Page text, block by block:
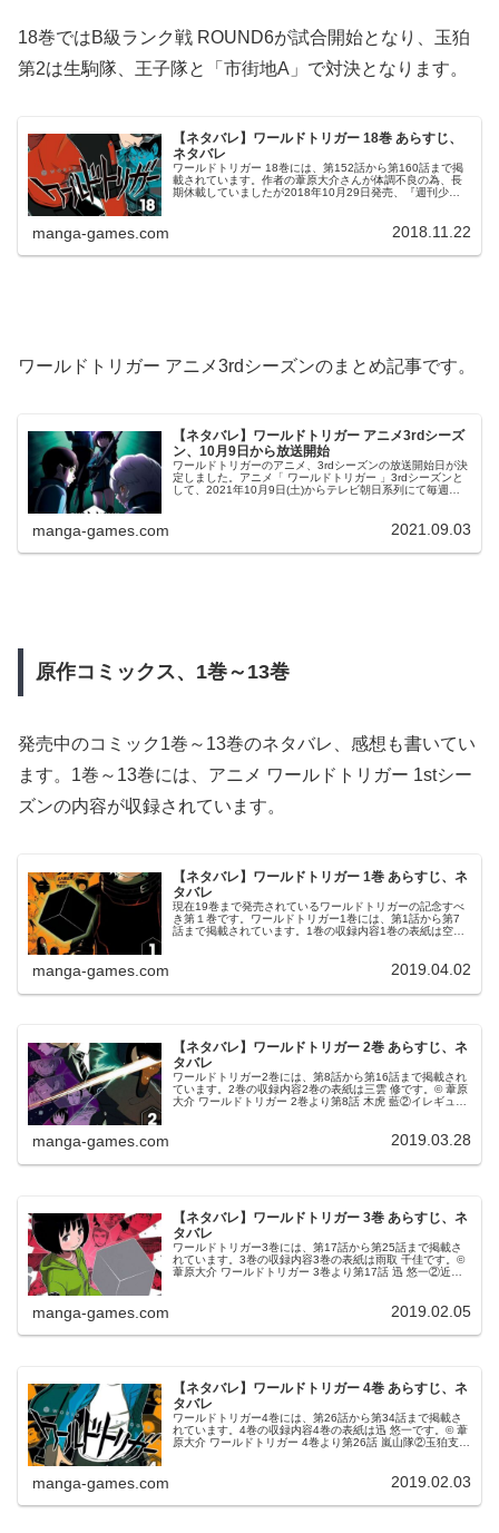
18巻ではB級ランク戦 ROUND6が試合開始となり、玉狛
第2は生駒隊、王子隊と「市街地A」で対決となります。
【ネタバレ】ワールドトリガー 18巻 あらすじ、
ネタバレ
ワールドトリガー 18巻には、第152話から第160話まで掲
載されています。作者の葦原大介さんが体調不良の為、長
期休載していましたが2018年10月29日発売、『週刊少年
manga-games.com 2018.11.22
ワールドトリガー アニメ3rdシーズンのまとめ記事です。
【ネタバレ】ワールドトリガー アニメ3rdシーズ
ン、10月9日から放送開始
ワールドトリガーのアニメ、3rdシーズンの放送開始日が決
定しました。アニメ「 ワールドトリガー 」3rdシーズンと
して、2021年10月9日(土)からテレビ朝日系列にて毎週土
manga-games.com 2021.09.03
原作コミックス、1巻～13巻
発売中のコミック1巻～13巻のネタバレ、感想も書いてい
ます。1巻～13巻には、アニメ ワールドトリガー 1stシー
ズンの内容が収録されています。
【ネタバレ】ワールドトリガー 1巻 あらすじ、ネ
タバレ
現在19巻まで発売されているワールドトリガーの記念すべ
き第１巻です。ワールドトリガー1巻には、第1話から第7
話まで掲載されています。1巻の収録内容1巻の表紙は空閑
manga-games.com 2019.04.02
【ネタバレ】ワールドトリガー 2巻 あらすじ、ネ
タバレ
ワールドトリガー2巻には、第8話から第16話まで掲載され
ています。2巻の収録内容2巻の表紙は三雲 修です。© 葦原
大介 ワールドトリガー 2巻より第8話 木虎 藍②イレギュラ
manga-games.com 2019.03.28
【ネタバレ】ワールドトリガー 3巻 あらすじ、ネ
タバレ
ワールドトリガー3巻には、第17話から第25話まで掲載さ
れています。3巻の収録内容3巻の表紙は雨取 千佳です。©
葦原大介 ワールドトリガー 3巻より第17話 迅 悠一②近界
manga-games.com 2019.02.05
【ネタバレ】ワールドトリガー 4巻 あらすじ、ネ
タバレ
ワールドトリガー4巻には、第26話から第34話まで掲載さ
れています。4巻の収録内容4巻の表紙は迅 悠一です。© 葦
原大介 ワールドトリガー 4巻より第26話 嵐山隊②玉狛支部
manga-games.com 2019.02.03